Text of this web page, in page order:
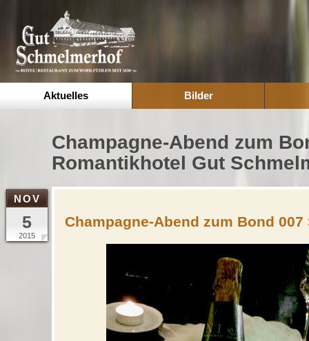
Aktuelles Bilder
Champagne-Abend zum
Romantikhotel Gut
Champagne-Abend zum Bond 007
2015
5
NOV